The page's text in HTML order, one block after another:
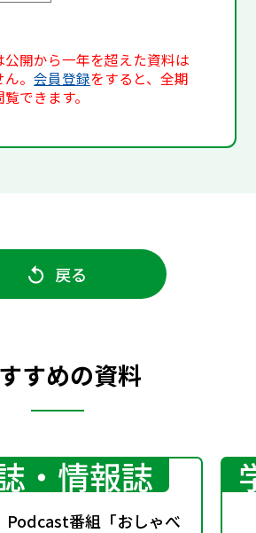
開から一年を超えた資料は
ん。会員登録をすると、全期
できます。
戻る
すめの資料
・情報誌
Podcast番組「おしゃべ